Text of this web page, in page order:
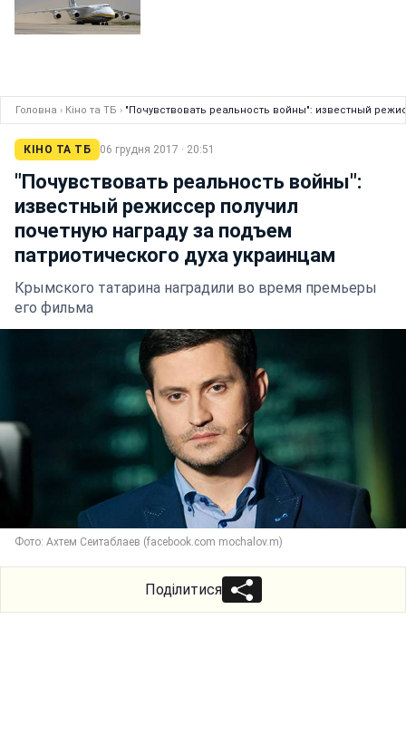
Головна › Кіно та ТБ › "Почувствовать реальность войны": известный
КІНО ТА ТБ 06 грудня 2017 · 20:51
"Почувствовать реальность войны":
известный режиссер получил
почетную награду за подъем
патриотического духа украинцам
Крымского татарина наградили во время премьеры
его фильма
Фото: Ахтем Сеитаблаев (facebook.com mochalov.m)
Поділитися